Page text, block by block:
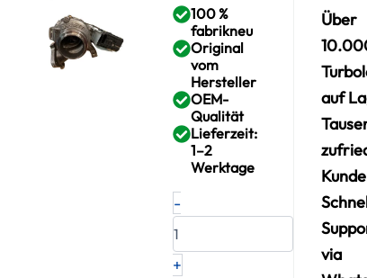
100 %
fabrikneu
Original
vom
Hersteller
OEM-
Qualität
Lieferzeit:
1–2
Werktage
-Neuer
Original
MERCEDES-
BENZ
+
Über
auf
via